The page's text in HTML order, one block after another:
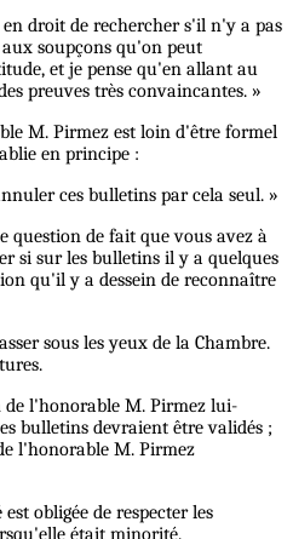
droit de rechercher s'il n'y a pas
soupçons qu'on peut
et je pense qu'en allant au
preuves très convaincantes. »
M. Pirmez est loin d'être formel
en principe :
ces bulletins par cela seul. »
question de fait que vous avez à
si sur les bulletins il y a quelques
qu'il y a dessein de reconnaître
sous les yeux de la Chambre.
de l'honorable M. Pirmez lui-
bulletins devraient être validés ;
l'honorable M. Pirmez
obligée de respecter les
était minorité.